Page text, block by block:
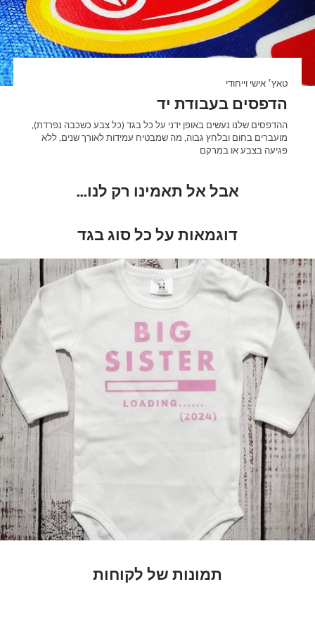
טאץ׳ אישי וייחודי
הדפסים בעבודת יד
ההדפסים שלנו נעשים באופן ידני על כל בגד (כל צבע כשכבה נפרדת),
מועברים בחום ובלחץ גבוה, מה שמבטיח עמידות לאורך שנים, ללא
פגיעה בצבע או במרקם
אבל אל תאמינו רק לנו...
דוגמאות על כל סוג בגד
תמונות של לקוחות